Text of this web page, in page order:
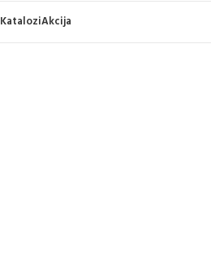
KataloziAkcija